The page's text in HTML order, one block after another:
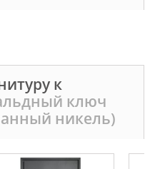
к
ключ
никель)